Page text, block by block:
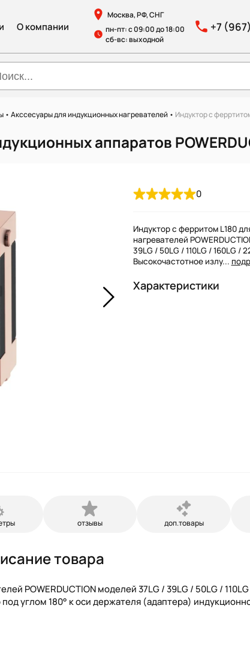
О компании
Москва, РФ, СНГ
пн-пт: с 09:00 до 18:00
сб-вс: выходной
+7
•Акссесуары для индукционных нагревателей • Индуктор с
аппаратов
0
Индуктор с ферритом L180
нагревателей
39LG / 50LG / 110LG / 160LG /
Высокочастотное излу...
Характеристики
отзывы доп.товары
товара
POWERDUCTION моделей 37LG / 39LG / 50LG /
углом 180° к оси держателя (адаптера)